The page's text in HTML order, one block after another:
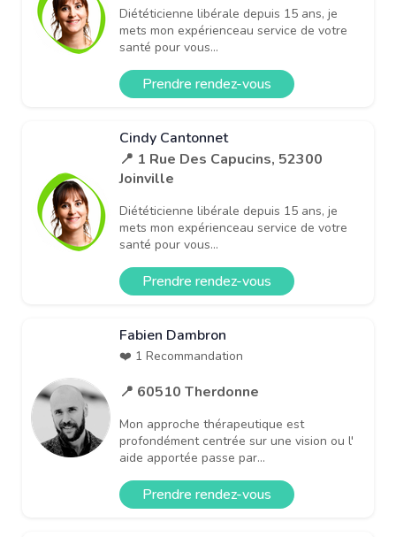
Diététicienne libérale depuis 15 ans, je
mets mon expérienceau service de votre
santé pour vous...
Prendre rendez-vous
Cindy Cantonnet
📍 1 Rue Des Capucins, 52300
Joinville
Diététicienne libérale depuis 15 ans, je
mets mon expérienceau service de votre
santé pour vous...
Prendre rendez-vous
Fabien Dambron
❤️ 1 Recommandation
📍 60510 Therdonne
Mon approche thérapeutique est
profondément centrée sur une vision ou l'
aide apportée passe par...
Prendre rendez-vous